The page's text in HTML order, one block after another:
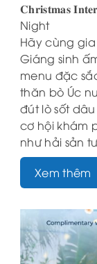
𝐂𝐡𝐫𝐢𝐬𝐭𝐦𝐚𝐬
Night
Hãy cùng
Giáng sinh
menu đặc
thăn bò Úc
đút lò sốt
cơ hội khám
như hải sản
Xem thêm